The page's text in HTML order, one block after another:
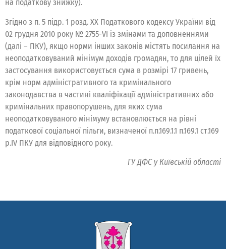
на податкову знижку).
Згідно з п. 5 підр. 1 розд. ХХ Податкового кодексу України від
02 грудня 2010 року № 2755-VI із змінами та доповненнями
(далі – ПКУ), якщо норми інших законів містять посилання на
неоподатковуваний мінімум доходів громадян, то для цілей їх
застосування використовується сума в розмірі 17 гривень,
крім норм адміністративного та кримінального
законодавства в частині кваліфікації адміністративних або
кримінальних правопорушень, для яких сума
неоподатковуваного мінімуму встановлюється на рівні
податкової соціальної пільги, визначеної п.п.169.1.1 п.169.1 ст.169
р.IV ПКУ для відповідного року.
ГУ ДФС у Київській області